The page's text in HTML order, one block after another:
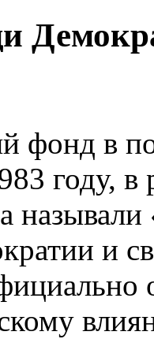
фонд в
году, в
и